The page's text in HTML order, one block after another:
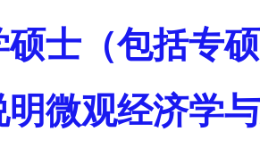
硕士（包括专
明微观经济学